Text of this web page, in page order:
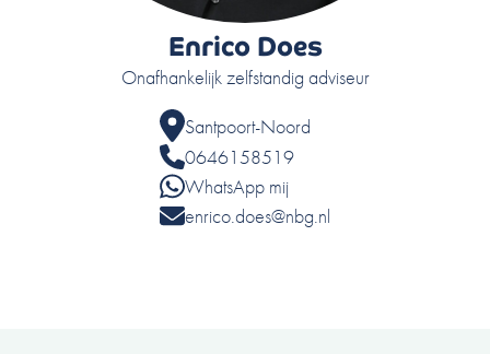
Enrico Does
Onafhankelijk zelfstandig adviseur
Santpoort-Noord
0646158519
WhatsApp mij
enrico.does@nbg.nl